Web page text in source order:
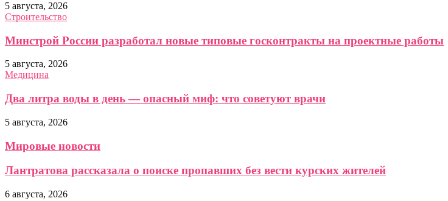
5 августа, 2026
Строительство
Минстрой России разработал новые типовые госконтракты на проектные работы
5 августа, 2026
Медицина
Два литра воды в день — опасный миф: что советуют врачи
5 августа, 2026
Мировые новости
Лантратова рассказала о поиске пропавших без вести курских жителей
6 августа, 2026